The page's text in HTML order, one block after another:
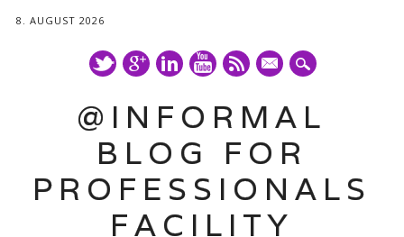
8. AUGUST 2026
mail
@INFORMAL
BLOG FOR
PROFESSIONALS
FACILITY